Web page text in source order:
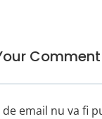
Comment
email nu va fi